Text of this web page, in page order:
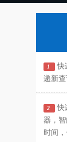
1
快
递新
2
快
器，
时间